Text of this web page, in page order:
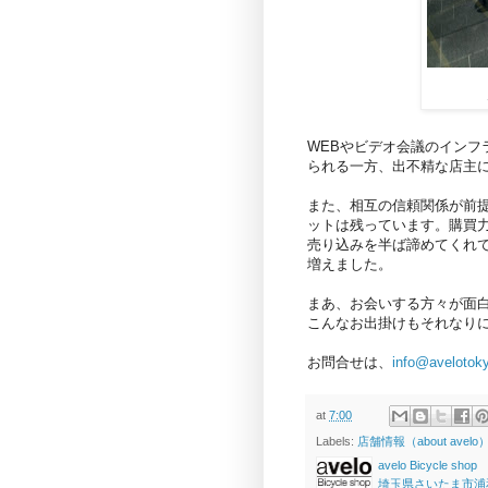
WEBやビデオ会議のインフ
られる一方、出不精な店主
また、相互の信頼関係が前
ットは残っています。購買
売り込みを半ば諦めてくれ
増えました。
まあ、お会いする方々が面
こんなお出掛けもそれなり
お問合せは、
at 7:00
Labels: 店舗情報（about avelo
avelo Bicycle shop
埼玉県さいたま市